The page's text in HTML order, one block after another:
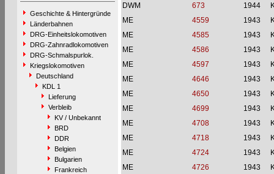
Geschichte & Hintergründe
Länderbahnen
DRG-Einheitslokomotiven
DRG-Zahnradlokomotiven
DRG-Schmalspurlok.
Kriegslokomotiven
Deutschland
KDL 1
Lieferung
Verbleib
KV / Unbekannt
BRD
DDR
Belgien
Bulgarien
Frankreich
DWM
673 1944
ME
4559 1943
ME
4585 1943
ME
4586 1943
ME
4597 1943
ME
4646 1943
ME
4650 1943
ME
4699 1943
ME
4708 1943
ME
4718 1943
ME
4724 1943
ME
4726 1943